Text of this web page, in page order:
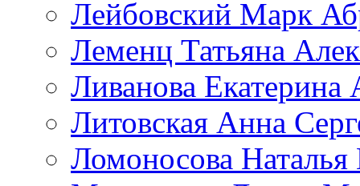
Лейбовский Марк
Леменц Татьяна
Ливанова Екатерина
Литовская Анна
Ломоносова